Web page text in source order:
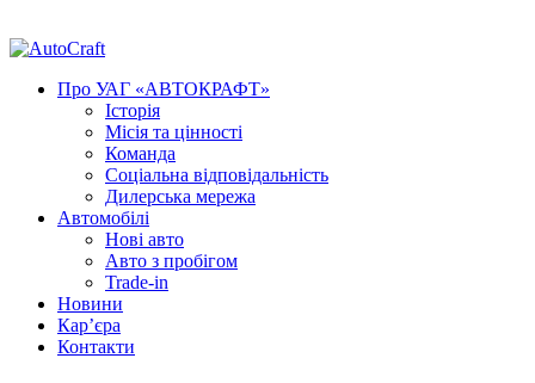
Про УАГ «АВТОКРАФТ»
Історія
Місія та цінності
Команда
Соціальна відповідальність
Дилерська мережа
Автомобілі
Нові авто
Авто з пробігом
Trade-in
Новини
Кар’єра
Контакти